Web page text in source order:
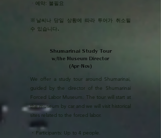
예약: 불필요
※날씨나 당일 상황에 따라 투어가 취소될
수 있습니다.
Shumarinai Study Tour
w/the Museum Director
(Apr-Nov)
We offer a study tour around Shumarinai,
guided by the director of the Shumarinai
Forced Labor Museum. The tour will start at
the museum by car and we will visit historical
sites related to the forced labor.
・Participants: Up to 4 people.